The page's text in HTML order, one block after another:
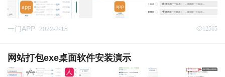
一门APP 2022-2-15 12565
网站打包exe桌面软件安装演示